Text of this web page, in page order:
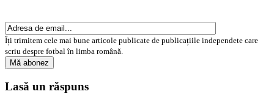
Îți trimitem cele mai bune articole publicate de publicațiile independete care
scriu despre fotbal în limba română.
Lasă un răspuns